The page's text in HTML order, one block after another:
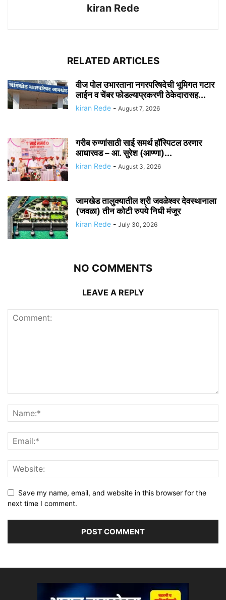
kiran Rede
RELATED ARTICLES
वीज पोल उभारताना नगरपरिषदेची भूमिगत गटार
लाईन व चेंबर फोडल्याप्रकरणी ठेकेदारासह...
kiran Rede - August 7, 2026
गरीब रुग्णांसाठी साई समर्थ हॉस्पिटल ठरणार
आधारवड – आ. सुरेश (आण्णा)...
kiran Rede - August 3, 2026
जामखेड तालुक्यातील श्री जवळेश्वर देवस्थानाला
(जवळा) तीन कोटी रुपये निधी मंजूर
kiran Rede - July 30, 2026
NO COMMENTS
LEAVE A REPLY
Save my name, email, and website in this browser for the
next time I comment.